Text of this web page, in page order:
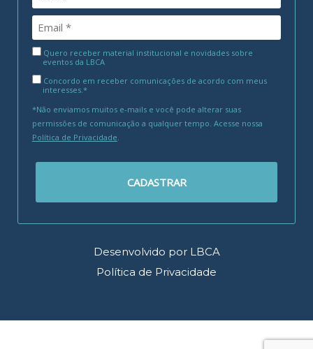
Quero receber material institucional e novidades sobre
eventos da LBCA
Concordo em receber comunicações de acordo com meus
interesses.*
*Não enviamos muitos e-mails e você pode alterar suas
permissões de comunicação a qualquer tempo. Acesse nossa
Política de Privacidade.
CADASTRAR
Desenvolvido por LBCA
Política de Privacidade